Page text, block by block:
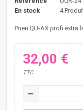
En stock
4
Pneu QU-AX profi extra
32,00 €
TTC
remove